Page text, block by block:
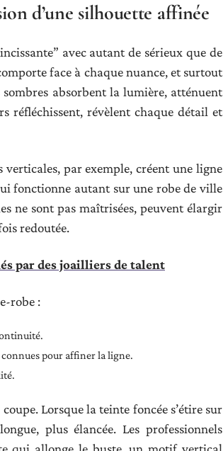
d’une silhouette affinée
avec autant de sérieux que de
face à chaque nuance, et surtout
absorbent la lumière, atténuent
réfléchissent, révèlent chaque détail et
par exemple, créent une ligne
fonctionne autant sur une robe de ville
ne sont pas maîtrisées, peuvent élargir
redoutée.
par des joailliers de talent
robe :
pour affiner la ligne.
Lorsque la teinte foncée s’étire sur
plus élancée. Les professionnels